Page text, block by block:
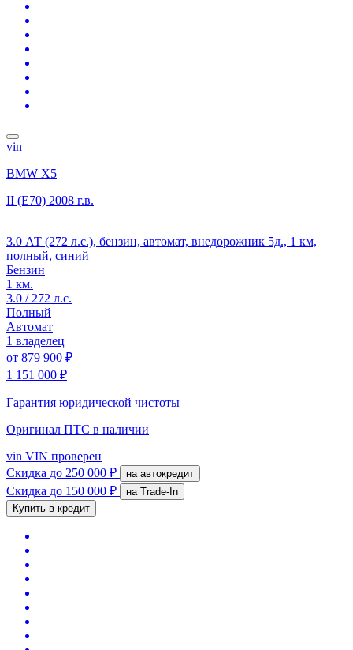
vin
BMW X5
II (E70) 2008 г.в.
3.0 АТ (272 л.с.), бензин, автомат, внедорожник 5д., 1 км,
полный, синий
Бензин
1 км.
3.0 / 272 л.с.
Полный
Автомат
1 владелец
от 879 900 ₽
1 151 000 ₽
Гарантия юридической чистоты
Оригинал ПТС в наличии
vin VIN проверен
Скидка до 250 000 ₽ на автокредит
Скидка до 150 000 ₽
на Trade-In
Купить в кредит